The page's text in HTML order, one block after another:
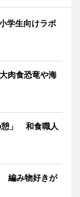
学生向けラボ
肉食恐竜や海
憩」 和食職人
編み物好きが